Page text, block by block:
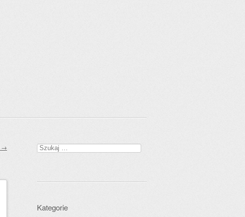
→ Szukaj:
Kategorie